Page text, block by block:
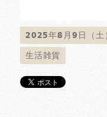
2025年8月9日（土
生活雑貨